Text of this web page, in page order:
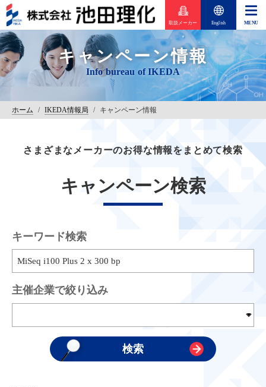
取扱メーカー English
キャンペーン情報
ホーム / IKEDA情報局 / キャンペーン情報
さまざまなメーカーのお得な情報をまとめて検索
キャンペーン検索
キーワード検索
主催企業で絞り込み